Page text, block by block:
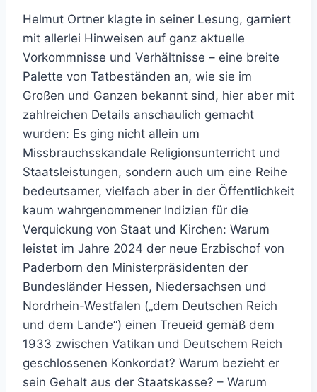
Helmut Ortner klagte in seiner Lesung, garniert
mit allerlei Hinweisen auf ganz aktuelle
Vorkommnisse und Verhältnisse – eine breite
Palette von Tatbeständen an, wie sie im
Großen und Ganzen bekannt sind, hier aber mit
zahlreichen Details anschaulich gemacht
wurden: Es ging nicht allein um
Missbrauchsskandale Religionsunterricht und
Staatsleistungen, sondern auch um eine Reihe
bedeutsamer, vielfach aber in der Öffentlichkeit
kaum wahrgenommener Indizien für die
Verquickung von Staat und Kirchen: Warum
leistet im Jahre 2024 der neue Erzbischof von
Paderborn den Ministerpräsidenten der
Bundesländer Hessen, Niedersachsen und
Nordrhein-Westfalen („dem Deutschen Reich
und dem Lande“) einen Treueid gemäß dem
1933 zwischen Vatikan und Deutschem Reich
geschlossenen Konkordat? Warum bezieht er
sein Gehalt aus der Staatskasse? – Warum